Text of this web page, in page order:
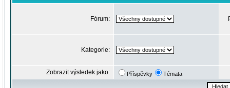
Fórum:
Kategorie:
Zobrazit výsledek jako: Příspěvky Témata